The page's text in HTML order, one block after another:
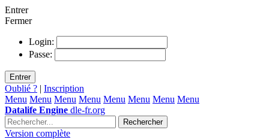
Entrer
Fermer
Login:
Passe:
Entrer
Oublié ? | Inscription
Menu Menu Menu Menu Menu Menu Menu Menu
Datalife Engine dle-fr.org
Rechercher
Version complète